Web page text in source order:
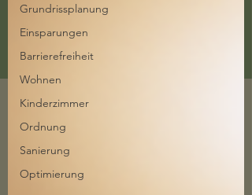
Grundrissplanung
Einsparungen
Barrierefreiheit
Wohnen
Kinderzimmer
Ordnung
Sanierung
Optimierung